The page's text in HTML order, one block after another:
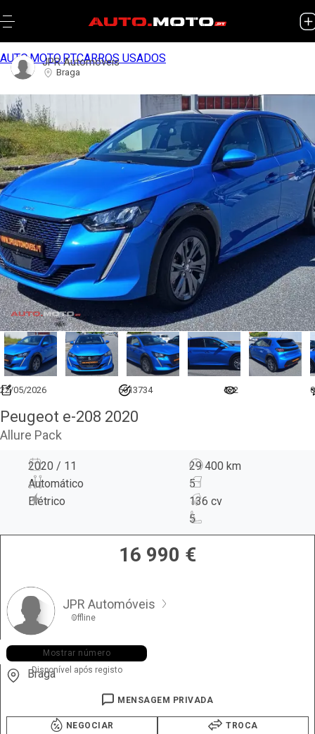
AUTO.MOTO.PTCARROS USADOS
22/05/2026 6913734 522 0
Peugeot e-208 2020
Allure Pack
2020 / 11
29 400 km
Automático
5
Elétrico
136 cv
5
16 990 €
JPR Automóveis
Offline
+351 966 ••• •52
Mostrar número
Disponível após registo
Braga
MENSAGEM PRIVADA
NEGOCIAR TROCA
JPR Automóveis
Braga